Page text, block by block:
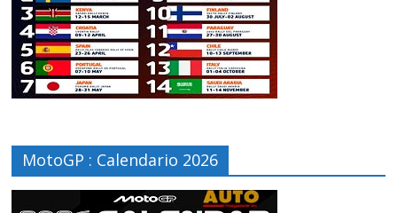
MotoGP : Calendario 2026